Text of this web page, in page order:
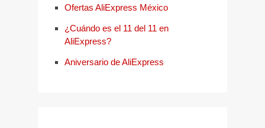
Ofertas AliExpress México
¿Cuándo es el 11 del 11 en
AliExpress?
Aniversario de AliExpress